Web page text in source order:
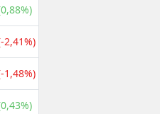
2,41%)
1,48%)